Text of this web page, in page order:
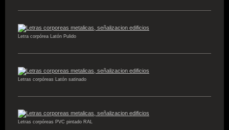
Letra corpórea Latón Pulido
Letras corpóreas Latón satinado
Letras corpóreas PVC pintado RAL